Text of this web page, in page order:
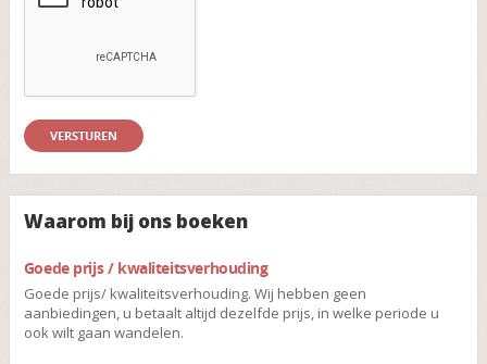
Waarom bij ons boeken
Goede prijs / kwaliteitsverhouding
Goede prijs/ kwaliteitsverhouding. Wij hebben geen
aanbiedingen, u betaalt altijd dezelfde prijs, in welke periode u
ook wilt gaan wandelen.